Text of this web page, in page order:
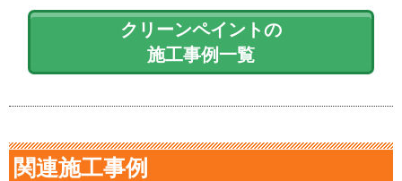
クリーンペイントの
施工事例一覧
関連施工事例